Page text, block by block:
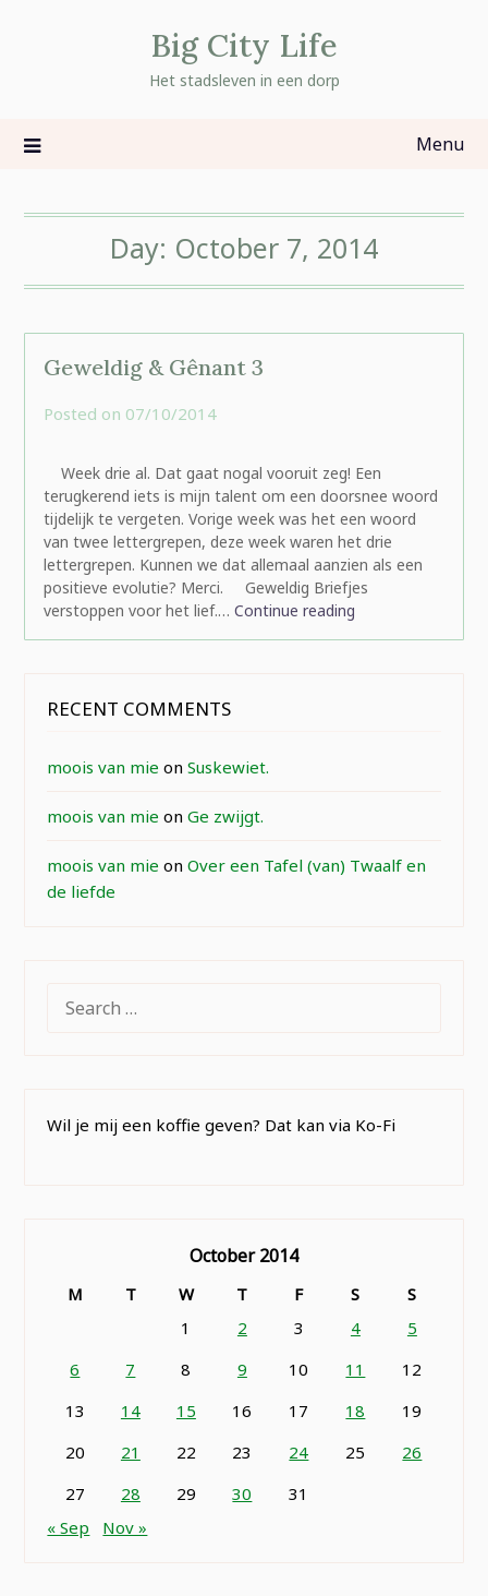
Big City Life
Het stadsleven in een dorp
Menu
Day: October 7, 2014
Geweldig & Gênant 3
Posted on 07/10/2014by
Week drie al. Dat gaat nogal vooruit zeg! Een
terugkerend iets is mijn talent om een doorsnee woord
tijdelijk te vergeten. Vorige week was het een woord
van twee lettergrepen, deze week waren het drie
lettergrepen. Kunnen we dat allemaal aanzien als een
positieve evolutie? Merci. Geweldig Briefjes
verstoppen voor het lief.… Continue reading
RECENT COMMENTS
moois van mie onSuskewiet.
moois van mie onGe zwijgt.
moois van mie onOver een Tafel (van) Twaalf en
de liefde
FOR:
Wil je mij een koffie geven? Dat kan via Ko-Fi
October 2014
M T W T F S
S
1
2 3 4
5
6
7 8 9 10 11
12
13
14 15 16 17 18
19
20
21 22 23 24 25
26
27
28 29 30
31
« Sep
Nov »